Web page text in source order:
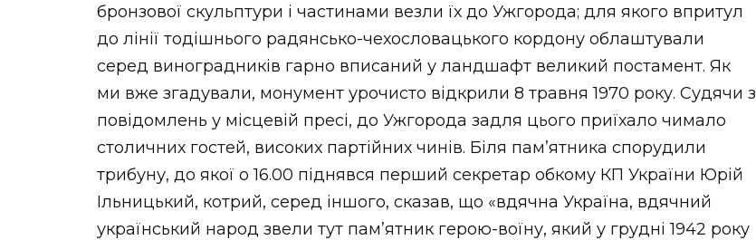
бронзової скульптури і частинами везли їх до Ужгорода; для якого впритул
до лінії тодішнього радянсько-чехословацького кордону облаштували
серед виноградників гарно вписаний у ландшафт великий постамент. Як
ми вже згадували, монумент урочисто відкрили 8 травня 1970 року. Судячи з
повідомлень у місцевій пресі, до Ужгорода задля цього приїхало чимало
столичних гостей, високих партійних чинів. Біля пам’ятника спорудили
трибуну, до якої о 16.00 піднявся перший секретар обкому КП України Юрій
Ільницький, котрий, серед іншого, сказав, що «вдячна Україна, вдячний
український народ звели тут пам’ятник герою-воїну, який у грудні 1942 року